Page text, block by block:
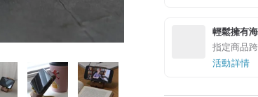
輕鬆擁有
指定商品
活動詳情